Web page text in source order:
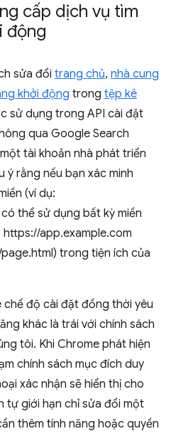
cấp dịch vụ tìm
động
sửa đổi trang chủ, nhà cung
khởi động trong tệp kê
sử dụng trong API cài đặt
qua Google Search
tài khoản nhà phát triển
ý rằng nếu bạn xác minh
(ví dụ:
thể sử dụng bất kỳ miền
app.example.com
trong tiện ích của
chế độ cài đặt đồng thời yêu
khác là trái với chính sách
tôi. Khi Chrome phát hiện
chính sách mục đích duy
xác nhận sẽ hiển thị cho
tự giới hạn chỉ sửa đổi một
thêm tính năng hoặc quyền